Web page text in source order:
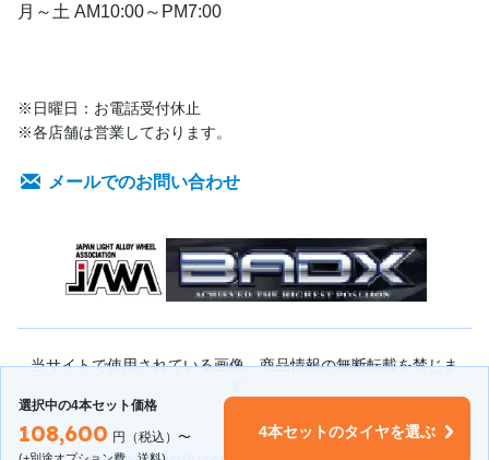
選択中の4本セット価格
108,600 円（税込）〜 4本セットのタイヤを選ぶ
月～土 AM10:00～PM7:00
※日曜日：お電話受付休止
※各店舗は営業しております。
メールでのお問い合わせ
当サイトで使用されている画像、商品情報の無断転載を禁じま